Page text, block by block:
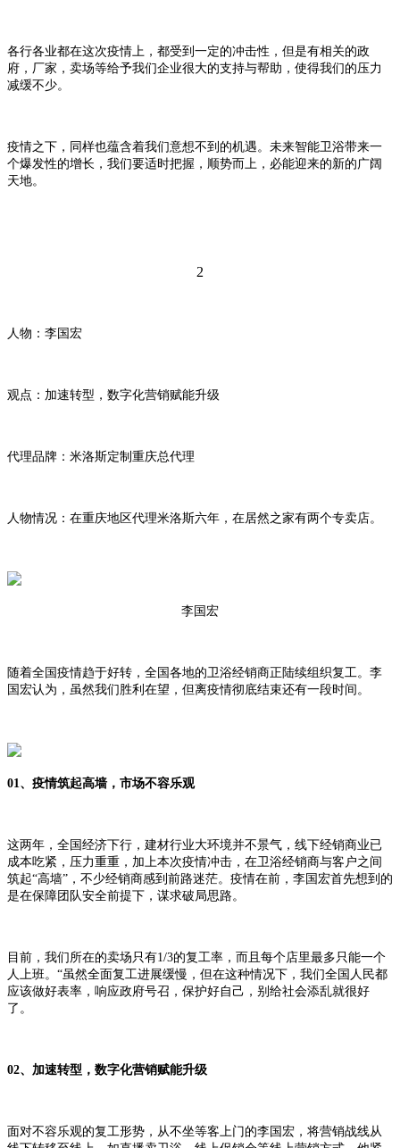
各行各业都在这次疫情上，都受到一定的冲击性，但是有相关的政
府，厂家，卖场等给予我们企业很大的支持与帮助，使得我们的压力
减缓不少。
疫情之下，同样也蕴含着我们意想不到的机遇。未来智能卫浴带来一
个爆发性的增长，我们要适时把握，顺势而上，必能迎来的新的广阔
天地。
2
人物 ： 李国宏
观点：加速转型，数字化营销赋能升级
代理品牌：米洛斯定制重庆总代理
人物情况：在重庆地区代理米洛斯六年，在居然之家有两个专卖店。
李国宏
随着全国疫情趋于好转，全国各地的卫浴经销商正陆续组织复工。李
国宏认为，虽然我们胜利在望，但离疫情彻底结束还有一段时间。
01、疫情筑起高墙，市场不容乐观
这两年，全国经济下行，建材行业大环境并不景气，线下经销商业已
成本吃紧，压力重重，加上本次疫情冲击，在卫浴经销商与客户之间
筑起“高墙”，不少经销商感到前路迷茫。疫情在前，李国宏首先想到的
是在保障团队安全前提下，谋求破局思路。
目前，我们所在的卖场只有1/3的复工率，而且每个店里最多只能一个
人上班。“虽然全面复工进展缓慢，但在这种情况下，我们全国人民都
应该做好表率，响应政府号召，保护好自己，别给社会添乱就很好
了。
02、加速转型，数字化营销赋能升级
面对不容乐观的复工形势，从不坐等客上门的李国宏，将营销战线从